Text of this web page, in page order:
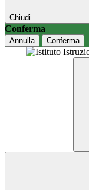
Chiudi
Conferma
Annulla Conferma